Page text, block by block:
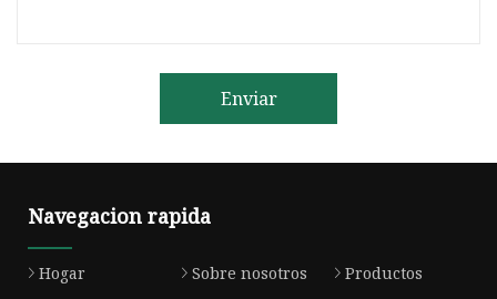
Enviar
Navegacion rapida
Hogar Sobre nosotros
Productos